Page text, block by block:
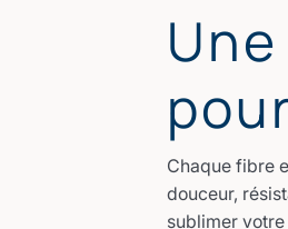
Chaque fibre
douceur,
sublimer